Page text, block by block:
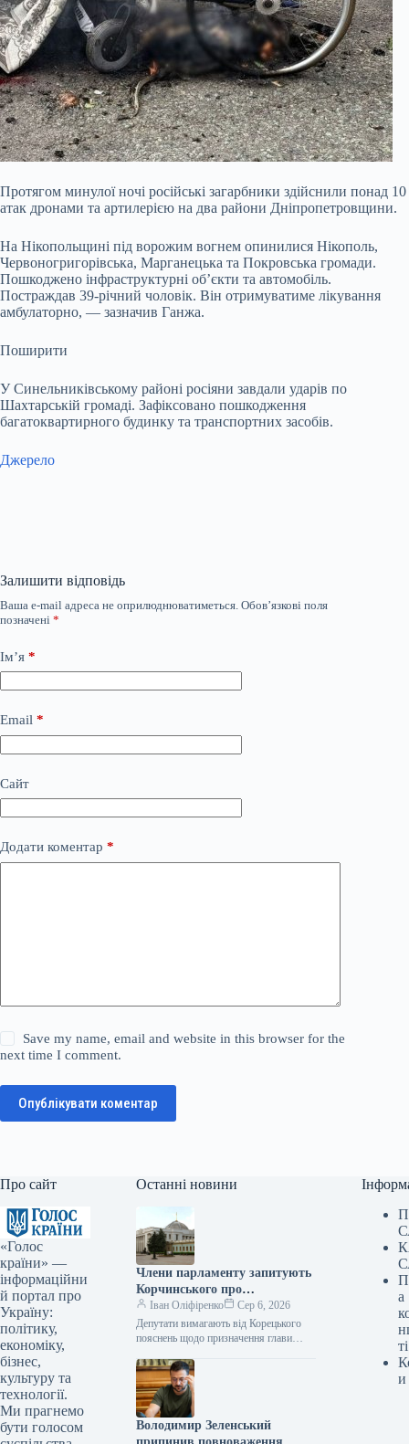
Протягом минулої ночі російські загарбники здійснили понад 10
атак дронами та артилерією на два райони Дніпропетровщини.
На Нікопольщині під ворожим вогнем опинилися Нікополь,
Червоногригорівська, Марганецька та Покровська громади.
Пошкоджено інфраструктурні об’єкти та автомобіль.
Постраждав 39-річний чоловік. Він отримуватиме лікування
амбулаторно, — зазначив Ганжа.
Поширити
У Синельниківському районі росіяни завдали ударів по
Шахтарській громаді. Зафіксовано пошкодження
багатоквартирного будинку та транспортних засобів.
Джерело
Залишити відповідь
Ваша e-mail адреса не оприлюднюватиметься. Обов’язкові поля
позначені *
Ім’я *
Email *
Сайт
Додати коментар *
Save my name, email and website in this browser for the
next time I comment.
Опублікувати коментар
Про сайт
«Голос
країни» —
інформаційни
й портал про
Україну:
політику,
економіку,
бізнес,
культуру та
технології.
Ми прагнемо
бути голосом
Останні новини
Члени парламенту запитують
Корчинського про
призначення міністра
цифрової трансформації без
узгодження з комітетом
Іван Оліфіренко
Сер 6, 2026
Депутати вимагають від Корецького
пояснень щодо призначення глави
ВР 06.08.2026 17:02 Укрінформ Члени
комітету Верховної…
Володимир Зеленський
а
ті
и